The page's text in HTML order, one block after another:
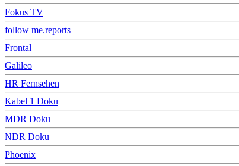
Fokus TV
follow me.reports
Frontal
Galileo
HR Fernsehen
Kabel 1 Doku
MDR Doku
NDR Doku
Phoenix